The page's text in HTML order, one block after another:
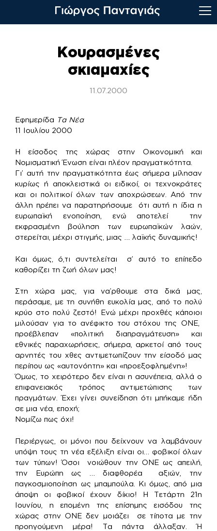
Κουρασμένες
σκιαμαχίες
11.07.2000
Εφημερίδα Τα Νέα
11 Ιουλίου 2000
Η είσοδος της χώρας στην Οικονομική και
Νομισματική Ένωση είναι πλέον πραγματικότητα.
Γι’ αυτή την πραγματικότητα έως σήμερα μίλησαν
κυρίως ή αποκλειστικά οι ειδικοί, οι τεχνοκράτες
και οι πολιτικοί όλων των αποχρώσεων. Από την
άλλη πρέπει να παρατηρήσουμε ότι αυτή η ίδια η
ευρωπαϊκή ενοποίηση, ενώ αποτελεί την
εκφρασμένη βούληση των ευρωπαϊκών λαών,
στερείται, μέχρι στιγμής, μιας … λαϊκής δυναμικής!
Και όμως, ό,τι συντελείται σ’ αυτό το επίπεδο
καθορίζει τη ζωή όλων μας!
Στη χώρα μας, για να’ρθουμε στα δικά μας,
περάσαμε, με τη συνήθη ευκολία μας, από το πολύ
κρύο στο πολύ ζεστό! Ενώ μέχρι προχθές κάποιοι
μιλούσαν για το ανέφικτο του στόχου της ΟΝΕ,
προέβλεπαν «πολιτική διαπραγμάτευση» και
εθνικές παραχωρήσεις, σήμερα, αρκετοί από τους
αρνητές του χθες αντιμετωπίζουν την είσοδό μας
περίπου ως «αυτονόητη» και «προεξοφλημένη»!
Όμως, το χειρότερο δεν είναι η ασυνέπεια, αλλά ο
επιφανειακός τρόπος αντιμετώπισης των
πραγμάτων. Έχει γίνει συνείδηση ότι μπήκαμε ήδη
σε μια νέα, εποχή;
Νομίζω πως όχι!
Περιέργως, οι μόνοι που δείχνουν να λαμβάνουν
υπόψη τους τη νέα εξέλιξη είναι οι… φοβικοί όλων
των τύπων! Όσοι νοιώθουν την ΟΝΕ ως απειλή,
την Ευρώπη ως … διαφθορέα αξιών, την
παγκοσμιοποίηση ως μπαμπούλα. Κι όμως, από μια
άποψη οι φοβικοί έχουν δίκιο! Η Τετάρτη 21η
Ιουνίου, η επομένη της επίσημης εισόδου της
χώρας στην ΟΝΕ δεν μοιάζει σε τίποτα με την
προηγούμενη μέρα! Τα πάντα άλλαξαν. Ή